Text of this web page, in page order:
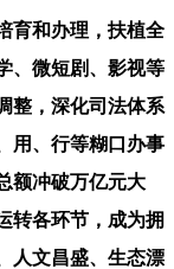
和办理，扶植全
、微短剧、影视等
整，深化司法体系
用、行等糊口办事
额冲破万亿元大
转各环节，成为拥
人文昌盛、生态漂